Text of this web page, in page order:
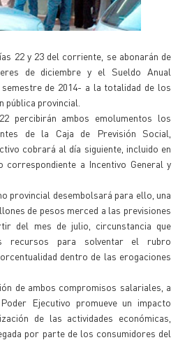
22 y 23 del corriente, se abonarán de
de diciembre y el Sueldo Anual
de 2014- a la totalidad de los
pública provincial.
percibirán ambos emolumentos los
de la Caja de Previsión Social,
cobrará al día siguiente, incluido en
a Incentivo General y
provincial desembolsará para ello, una
de pesos merced a las previsiones
del mes de julio, circunstancia que
recursos para solventar el rubro
dentro de las erogaciones
de ambos compromisos salariales, a
Ejecutivo promueve un impacto
de las actividades económicas,
por parte de los consumidores del